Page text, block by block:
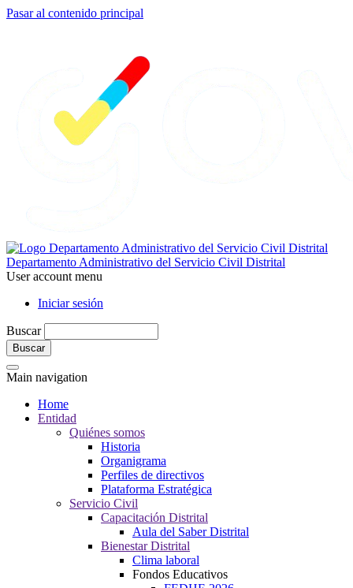
Pasar al contenido principal
Departamento Administrativo del Servicio Civil Distrital
User account menu
Iniciar sesión
Buscar
Main navigation
Home
Entidad
Quiénes somos
Historia
Organigrama
Perfiles de directivos
Plataforma Estratégica
Servicio Civil
Capacitación Distrital
Aula del Saber Distrital
Bienestar Distrital
Clima laboral
Fondos Educativos